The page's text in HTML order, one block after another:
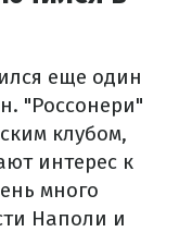
еще один
"Россонери"
клубом,
интерес к
много
Наполи и